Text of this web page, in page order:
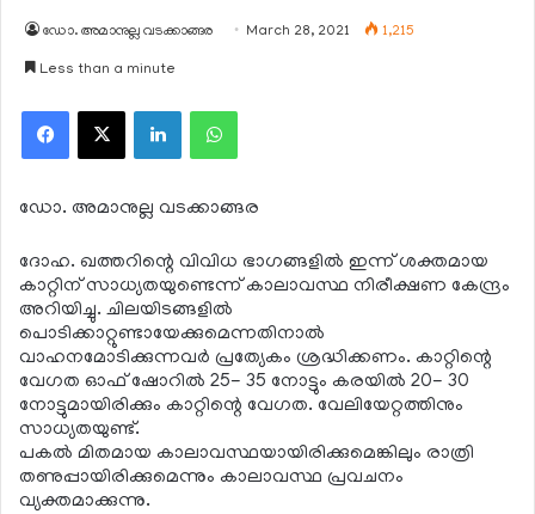
ഡോ. അമാനുല്ല വടക്കാങ്ങര March 28, 2021 1,215
Less than a minute
Facebook
X LinkedInWhatsApp
ഡോ. അമാനുല്ല വടക്കാങ്ങര
ദോഹ. ഖത്തറിന്റെ വിവിധ ഭാഗങ്ങളില്‍ ഇന്ന് ശക്തമായ
കാറ്റിന് സാധ്യതയുണ്ടെന്ന് കാലാവസ്ഥ നിരീക്ഷണ കേന്ദ്രം
അറിയിച്ചു. ചിലയിടങ്ങളില്‍
പൊടിക്കാറ്റുണ്ടായേക്കുമെന്നതിനാല്‍
വാഹനമോടിക്കുന്നവര്‍ പ്രത്യേകം ശ്രദ്ധിക്കണം. കാറ്റിന്റെ
വേഗത ഓഫ് ഷോറില്‍ 25- 35 നോട്ടും കരയില്‍ 20- 30
നോട്ടുമായിരിക്കും കാറ്റിന്റെ വേഗത. വേലിയേറ്റത്തിനും
സാധ്യതയുണ്ട്.
പകല്‍ മിതമായ കാലാവസ്ഥയായിരിക്കുമെങ്കിലും രാത്രി
തണുപ്പായിരിക്കുമെന്നും കാലാവസ്ഥ പ്രവചനം
വ്യക്തമാക്കുന്നു.